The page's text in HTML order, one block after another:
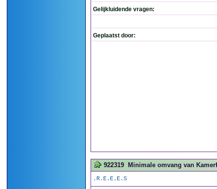
Gelijkluidende vragen:
Geplaatst door:
922319 Minimale omvang van
.R.E.E.E.S